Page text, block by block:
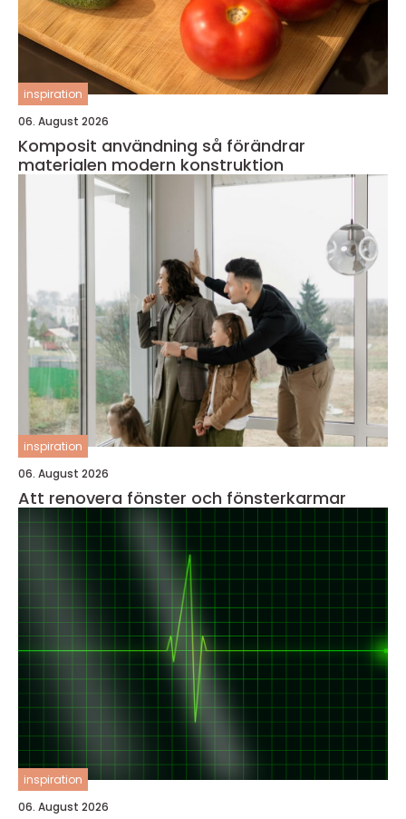
inspiration
06. August 2026
Komposit användning så förändrar
materialen modern konstruktion
inspiration
06. August 2026
Att renovera fönster och fönsterkarmar
inspiration
06. August 2026